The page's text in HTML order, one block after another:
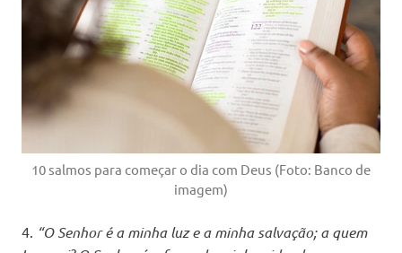
10 salmos para começar o dia com Deus (Foto: Banco de
imagem)
4. “O Senhor é a minha luz e a minha salvação; a quem